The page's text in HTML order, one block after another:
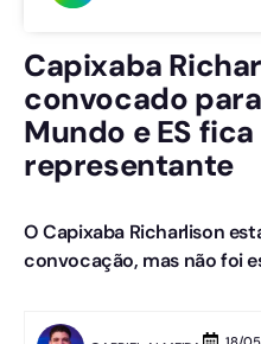
Capixaba
convocado
Mundo e ES
representante
O Capixaba Richarlison
convocação, mas não foi